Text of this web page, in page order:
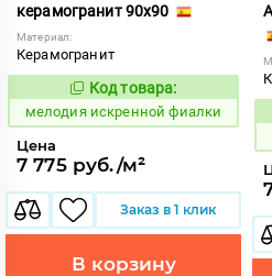
керамогранит 90x90
Материал:
Керамогранит
957739
Код товара:
мелодия искренной фиалки
Цена
7 775 руб./м²
Заказ в 1 клик
В корзину